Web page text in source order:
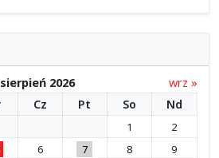
sierpień 2026
wrz »
Cz Pt So Nd
1
2
6 7 8
9